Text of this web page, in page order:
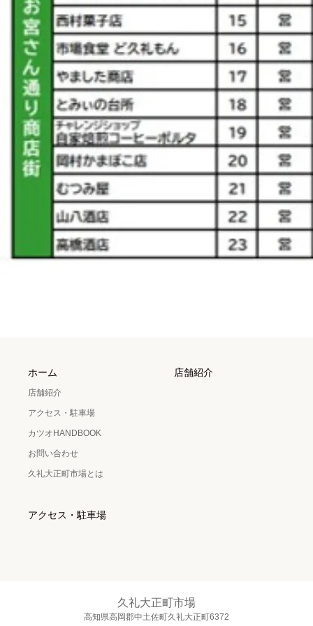
ホーム
店舗紹介
アクセス・駐車場
カツオHANDBOOK
お問い合わせ
久礼大正町市場とは
店舗紹介
アクセス・駐車場
久礼大正町市場
高知県高岡郡中土佐町久礼大正町6372